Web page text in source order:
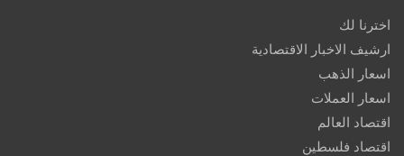
اخترنا لك
ارشيف الاخبار الاقتصادية
اسعار الذهب
اسعار العملات
اقتصاد العالم
اقتصاد فلسطين